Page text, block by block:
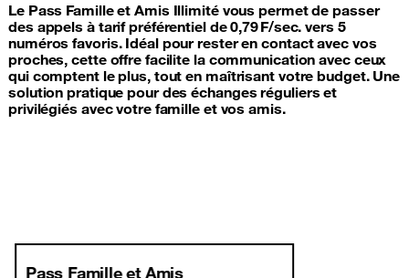
Le Pass Famille et Amis Illimité vous permet de passer
des appels à tarif préférentiel de 0,79 F/sec. vers 5
numéros favoris. Idéal pour rester en contact avec vos
proches, cette offre facilite la communication avec ceux
qui comptent le plus, tout en maîtrisant votre budget. Une
solution pratique pour des échanges réguliers et
privilégiés avec votre famille et vos amis.
Pass Famille et Amis